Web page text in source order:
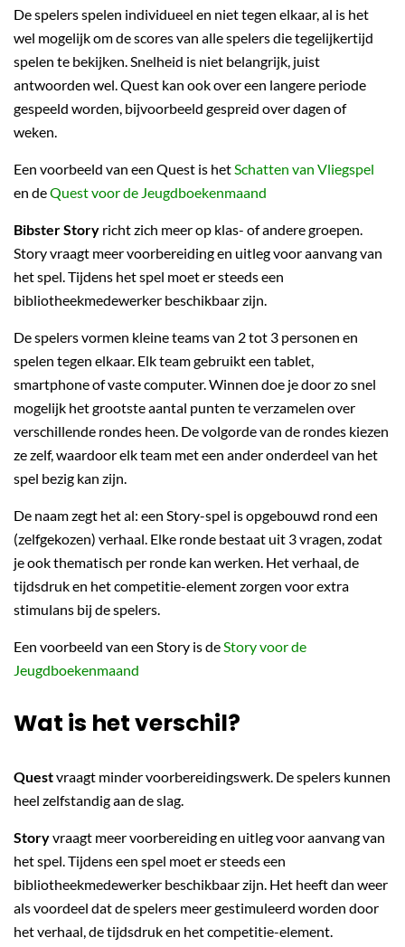
De spelers spelen individueel en niet tegen elkaar, al is het
wel mogelijk om de scores van alle spelers die tegelijkertijd
spelen te bekijken. Snelheid is niet belangrijk, juist
antwoorden wel. Quest kan ook over een langere periode
gespeeld worden, bijvoorbeeld gespreid over dagen of
weken.
Een voorbeeld van een Quest is hetSchatten van Vliegspel
en deQuest voor de Jeugdboekenmaand
Bibster Story richt zich meer op klas- of andere groepen.
Story vraagt meer voorbereiding en uitleg voor aanvang van
het spel. Tijdens het spel moet er steeds een
bibliotheekmedewerker beschikbaar zijn.
De spelers vormen kleine teams van 2 tot 3 personen en
spelen tegen elkaar. Elk team gebruikt een tablet,
smartphone of vaste computer. Winnen doe je door zo snel
mogelijk het grootste aantal punten te verzamelen over
verschillende rondes heen. De volgorde van de rondes kiezen
ze zelf, waardoor elk team met een ander onderdeel van het
spel bezig kan zijn.
De naam zegt het al: een Story-spel is opgebouwd rond een
(zelfgekozen) verhaal. Elke ronde bestaat uit 3 vragen, zodat
je ook thematisch per ronde kan werken. Het verhaal, de
tijdsdruk en het competitie-element zorgen voor extra
stimulans bij de spelers.
Een voorbeeld van een Story is deStory voor de
Jeugdboekenmaand
Wat is het verschil?
Questvraagt minder voorbereidingswerk. De spelers kunnen
heel zelfstandig aan de slag.
Storyvraagt meer voorbereiding en uitleg voor aanvang van
het spel. Tijdens een spel moet er steeds een
bibliotheekmedewerker beschikbaar zijn. Het heeft dan weer
als voordeel dat de spelers meer gestimuleerd worden door
het verhaal, de tijdsdruk en het competitie-element.